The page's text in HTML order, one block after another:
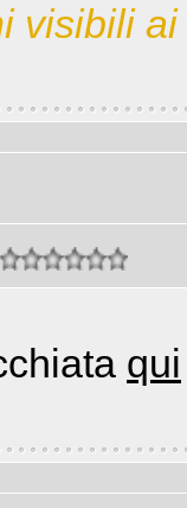
visibili
qui